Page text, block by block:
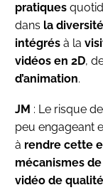
pratiques
dans la
intégrés à la
vidéos en 2D,
d’animation.
JM : Le risque
peu engageant
à rendre cette
mécanismes
vidéo de qualité